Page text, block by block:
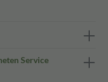
Service